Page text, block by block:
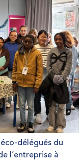
délégués du
l’entreprise à